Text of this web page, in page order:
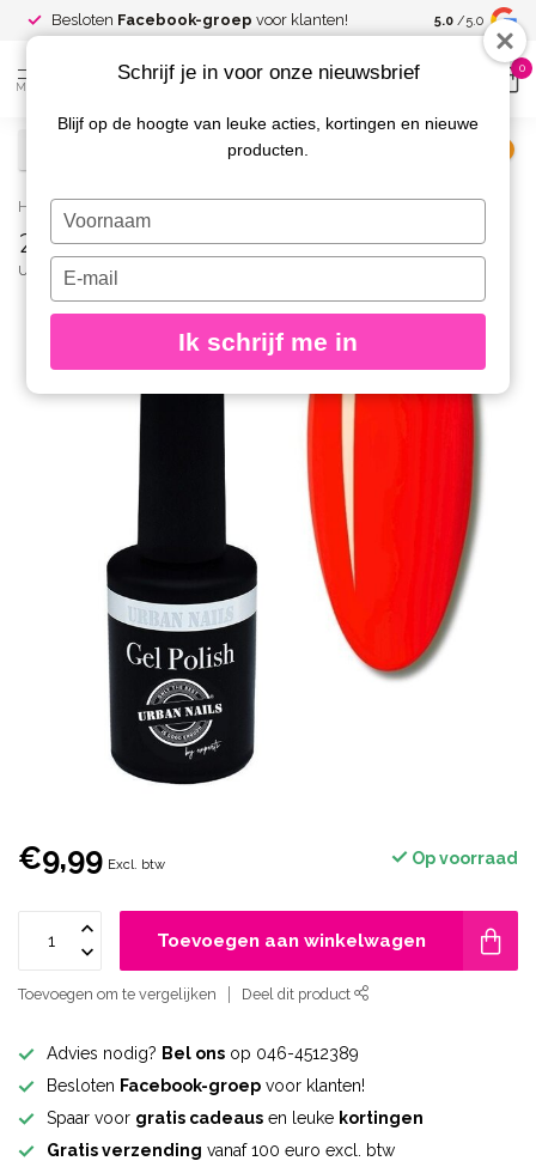
Besloten Facebook-groep voor klanten! Spaar voor
kortingen
5.0 /5.0
MENU
0
Home / 261 Gelpolish 8 gr.
261 Gelpolish 8 gr.
URBAN NAILS
€9,99 Excl. btw Op voorraad
Toevoegen aan winkelwagen
Toevoegen om te vergelijken Deel dit product
Advies nodig? Bel ons op 046-4512389
Besloten Facebook-groep voor klanten!
Spaar voor gratis cadeaus en leuke kortingen
Gratis verzending vanaf 100 euro excl. btw
Schrijf je in voor onze nieuwsbrief
Blijf op de hoogte van leuke acties, kortingen en nieuwe
producten.
Typ
je
naam
Typ
je
e-
in
Ik schrijf me in